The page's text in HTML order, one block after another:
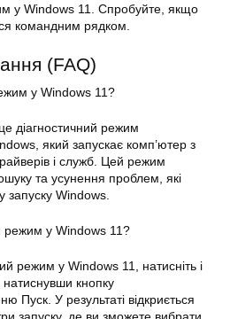
у Windows 11. Спробуйте, якщо
командним рядком.
(FAQ)
у Windows 11?
діагностичний режим
який запускає комп’ютер з
і служб. Цей режим
та усунення проблем, які
Windows.
режим у Windows 11?
режим у Windows 11, натисніть і
кнопку
Пуск. У результаті відкриється
запуску, де ви зможете вибрати